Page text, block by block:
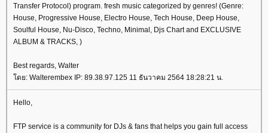
Transfer Protocol) program. fresh music categorized by genres! (Genre:
House, Progressive House, Electro House, Tech House, Deep House,
Soulful House, Nu-Disco, Techno, Minimal, Djs Chart and EXCLUSIVE
ALBUM & TRACKS, )
Best regards, Walter
โดย: Walterembex IP: 89.38.97.125 11 ธันวาคม 2564 18:28:21 น.
Hello,
FTP service is a community for DJs & fans that helps you gain full access